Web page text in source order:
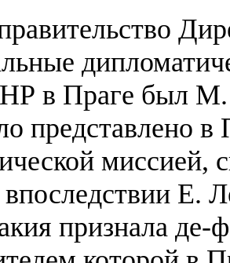
в Праге был М.
представлено в
миссией,
Е.
признала